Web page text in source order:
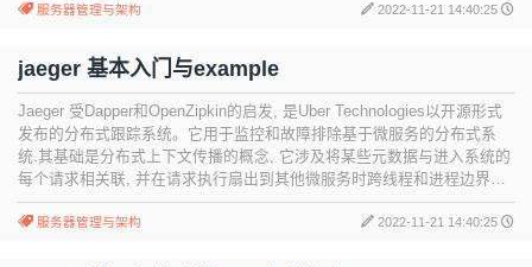
服务器管理与架构 2022-11-21 14:40:25
jaeger 基本入门与example
Jaeger 受Dapper和OpenZipkin的启发, 是Uber Technologies以开源形式
发布的分布式跟踪系统。它用于监控和故障排除基于微服务的分布式系
统.其基础是分布式上下文传播的概念, 它涉及将某些元数据与进入系统的
每个请求相关联, 并在请求执行扇出到其他微服务时跨线程和进程边界传
播该元数据。
服务器管理与架构 2022-11-21 14:40:25